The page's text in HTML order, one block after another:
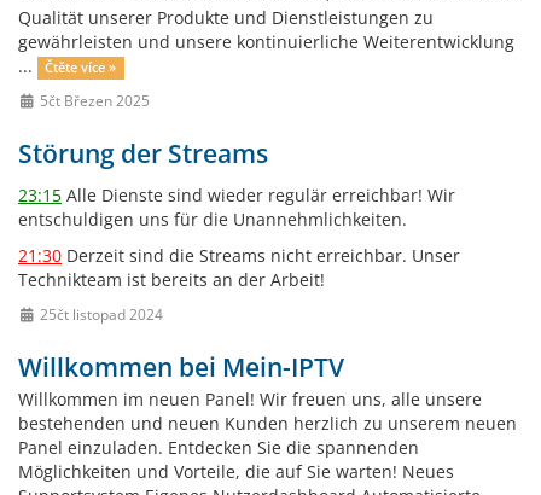
Qualität unserer Produkte und Dienstleistungen zu
gewährleisten und unsere kontinuierliche Weiterentwicklung
...
Čtěte více »
5čt Březen 2025
Störung der Streams
23:15 Alle Dienste sind wieder regulär erreichbar! Wir
entschuldigen uns für die Unannehmlichkeiten.
21:30 Derzeit sind die Streams nicht erreichbar. Unser
Technikteam ist bereits an der Arbeit!
25čt listopad 2024
Willkommen bei Mein-IPTV
Willkommen im neuen Panel! Wir freuen uns, alle unsere
bestehenden und neuen Kunden herzlich zu unserem neuen
Panel einzuladen. Entdecken Sie die spannenden
Möglichkeiten und Vorteile, die auf Sie warten! Neues